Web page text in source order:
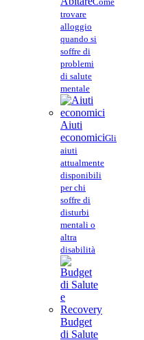
trovare
alloggio
quando si
soffre di
problemi
di salute
mentale
Aiuti
economiciGli
aiuti
attualmente
disponibili
per chi
soffre di
disturbi
mentali o
altra
disabilità
Budget
di Salute